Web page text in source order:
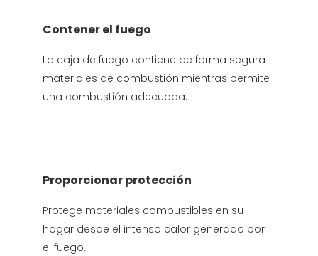
Contener el fuego
La caja de fuego contiene de forma segura
materiales de combustión mientras permite
una combustión adecuada.
Proporcionar protección
Protege materiales combustibles en su
hogar desde el intenso calor generado por
el fuego.